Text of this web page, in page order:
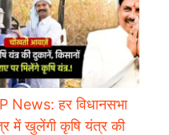
News: हर विधानसभा
में खुलेंगी कृषि यंत्र की